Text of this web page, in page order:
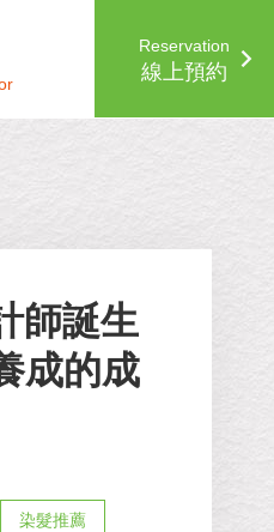
Reservation
線上預約
師誕生
成的成
染髮推薦